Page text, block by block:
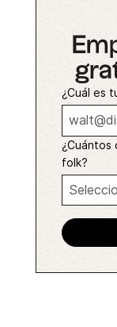
¿Cuál es
¿Cuántos
folk?